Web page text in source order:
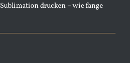
Sublimation drucken – wie fange